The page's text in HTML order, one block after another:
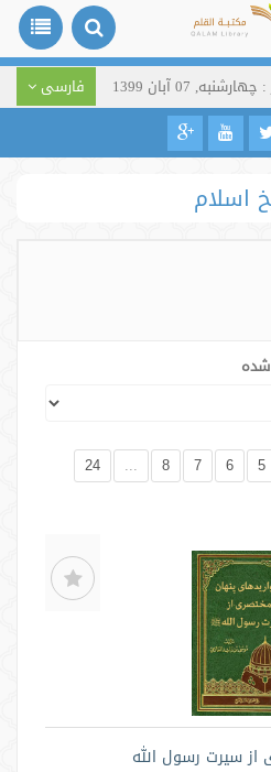
07 آبان 1399 فارسی
اسلام
شده
5
6
7
8
...
24
از سیرت رسول الله